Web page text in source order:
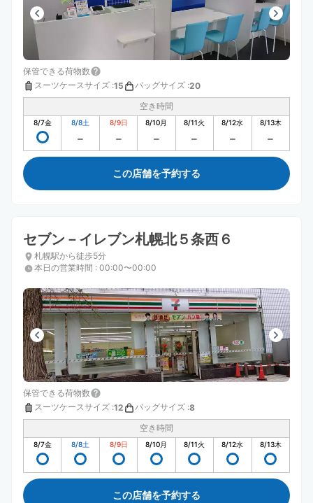
保管できる荷物数
スーツケースサイズ :15 バッグサイズ :20
空き時間
8/7金 8/8土 8/9日 8/10月 8/11火 8/12水 8/13木
この店舗を予約する
セブン－イレブン札幌北５条西６
札幌駅から徒歩5分
本日の営業時間 : 00:00〜00:00
保管できる荷物数
スーツケースサイズ :12 バッグサイズ :8
空き時間
8/7金 8/8土 8/9日 8/10月 8/11火 8/12水 8/13木
この店舗を予約する